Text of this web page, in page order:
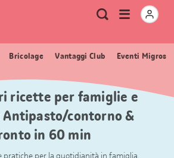
Metanavigazione
Ricerca
Apri
menu
Bricolage Vantaggi Club Eventi Migros
ricette per famiglie e
contorno &
in 60 min
pratiche per la quotidianità in famiglia.